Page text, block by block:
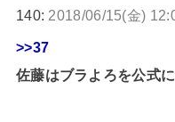
140: 2018/06/15(金)
>>37
佐藤はブラよろを公式